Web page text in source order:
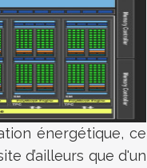
énergétique, ce
d’ailleurs que d'un